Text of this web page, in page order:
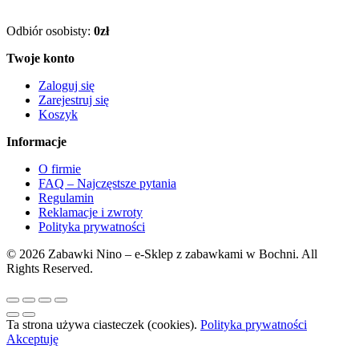
Odbiór osobisty: 0zł
Twoje konto
Zaloguj się
Zarejestruj się
Koszyk
Informacje
O firmie
FAQ – Najczęstsze pytania
Regulamin
Reklamacje i zwroty
Polityka prywatności
© 2026 Zabawki Nino – e-Sklep z zabawkami w Bochni. All
Rights Reserved.
Ta strona używa ciasteczek (cookies). Polityka prywatności
Akceptuję